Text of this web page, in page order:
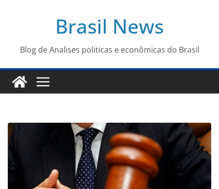
conteúdo
Brasil News
Blog de Analises politicas e econômicas do Brasil